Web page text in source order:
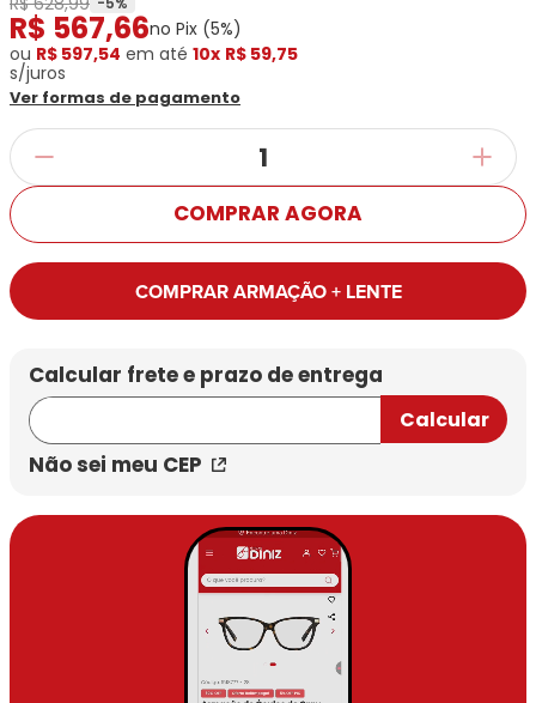
Ban
Todas
as
Marcas
Marcas
Exclusivas
Dii
DNZ
Todas
Miu
Polaroid
Vogue
Todas
as
Marcas
Marcas
Collection
Totas
Bulget
Todas
as
Marcas
Marcas
Exclusivas
Dii
Hit
Unissex
Marcas
Exclusivas
Dii
Collection
DNZ
Hit
R$ 567,66no Pix (5%)
ou R$ 597,54 em até 10x R$ 59,75
s/juros
Ver formas de pagamento
COMPRAR AGORA
COMPRAR ARMAÇÃO + LENTE
Não sei meu CEP